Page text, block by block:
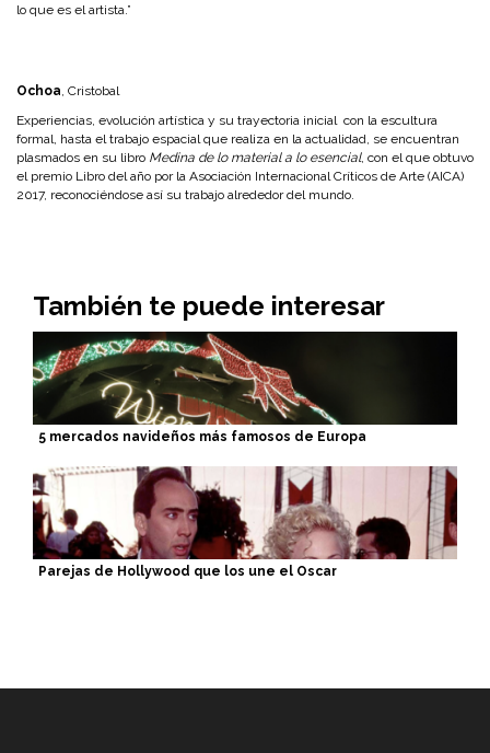
lo que es el artista.”
Ochoa, Cristobal
Experiencias, evolución artística y su trayectoria inicial con la escultura
formal, hasta el trabajo espacial que realiza en la actualidad, se encuentran
plasmados en su libro Medina de lo material a lo esencial, con el que obtuvo
el premio Libro del año por la Asociación Internacional Críticos de Arte (AICA)
2017, reconociéndose así su trabajo alrededor del mundo.
También te puede interesar
5 mercados navideños más famosos de Europa
Parejas de Hollywood que los une el Oscar